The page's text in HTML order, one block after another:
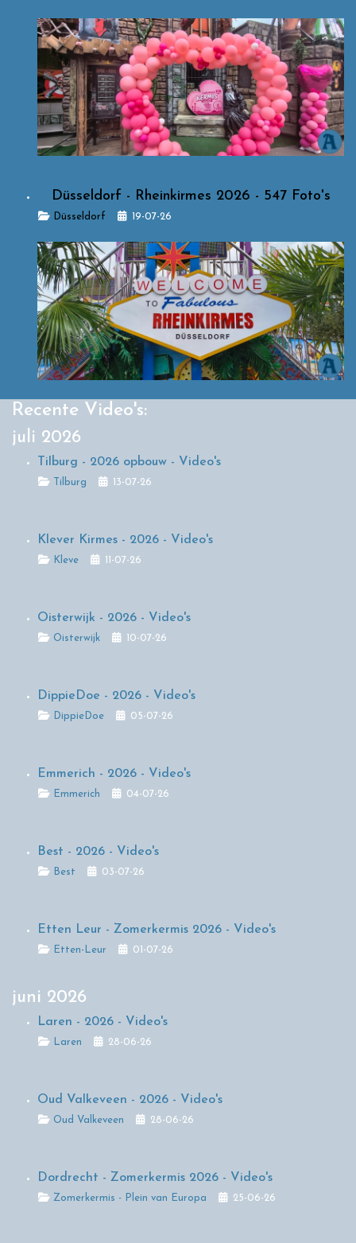
Düsseldorf - Rheinkirmes 2026 - 547 Foto's
DetailsDüsseldorf 19-07-26
Recente Video's:
juli 2026
Tilburg - 2026 opbouw - Video's
Details
Tilburg 13-07-26
Klever Kirmes - 2026 - Video's
Details
Kleve 11-07-26
Oisterwijk - 2026 - Video's
DetailsOisterwijk 10-07-26
DippieDoe - 2026 - Video's
DetailsDippieDoe 05-07-26
Emmerich - 2026 - Video's
DetailsEmmerich 04-07-26
Best - 2026 - Video's
Details
Best 03-07-26
Etten Leur - Zomerkermis 2026 - Video's
DetailsEtten-Leur 01-07-26
juni 2026
Laren - 2026 - Video's
Details
Laren 28-06-26
Oud Valkeveen - 2026 - Video's
DetailsOud Valkeveen 28-06-26
Dordrecht - Zomerkermis 2026 - Video's
Details
Zomerkermis - Plein van Europa 25-06-26